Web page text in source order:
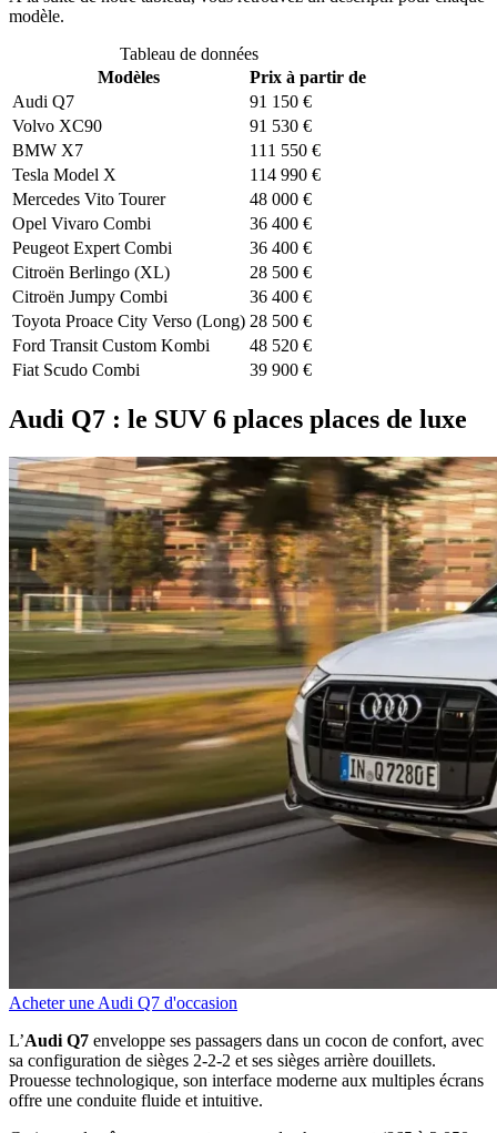
modèle.
Tableau de données
Modèles
Prix à partir de
Audi Q7
91 150 €
Volvo XC90
91 530 €
BMW X7
111 550 €
Tesla Model X
114 990 €
Mercedes Vito Tourer
48 000 €
Opel Vivaro Combi
36 400 €
Peugeot Expert Combi
36 400 €
Citroën Berlingo (XL)
28 500 €
Citroën Jumpy Combi
36 400 €
Toyota Proace City Verso (Long) 28 500 €
Ford Transit Custom Kombi
48 520 €
Fiat Scudo Combi
39 900 €
Audi Q7 : le SUV 6 places places de luxe
Acheter une Audi Q7 d'occasion
L’Audi Q7 enveloppe ses passagers dans un cocon de confort, avec
sa configuration de sièges 2-2-2 et ses sièges arrière douillets.
Prouesse technologique, son interface moderne aux multiples écrans
offre une conduite fluide et intuitive.